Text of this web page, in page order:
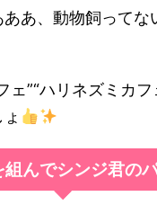
あ、動物飼ってな
ェ”“ハリネズミカフ
んでシンジ君の